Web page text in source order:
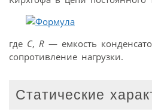
где C, R — емкость
сопротивление нагрузки.
Статические